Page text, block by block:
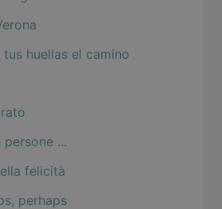
huellas el camino
...
felicità
perhaps